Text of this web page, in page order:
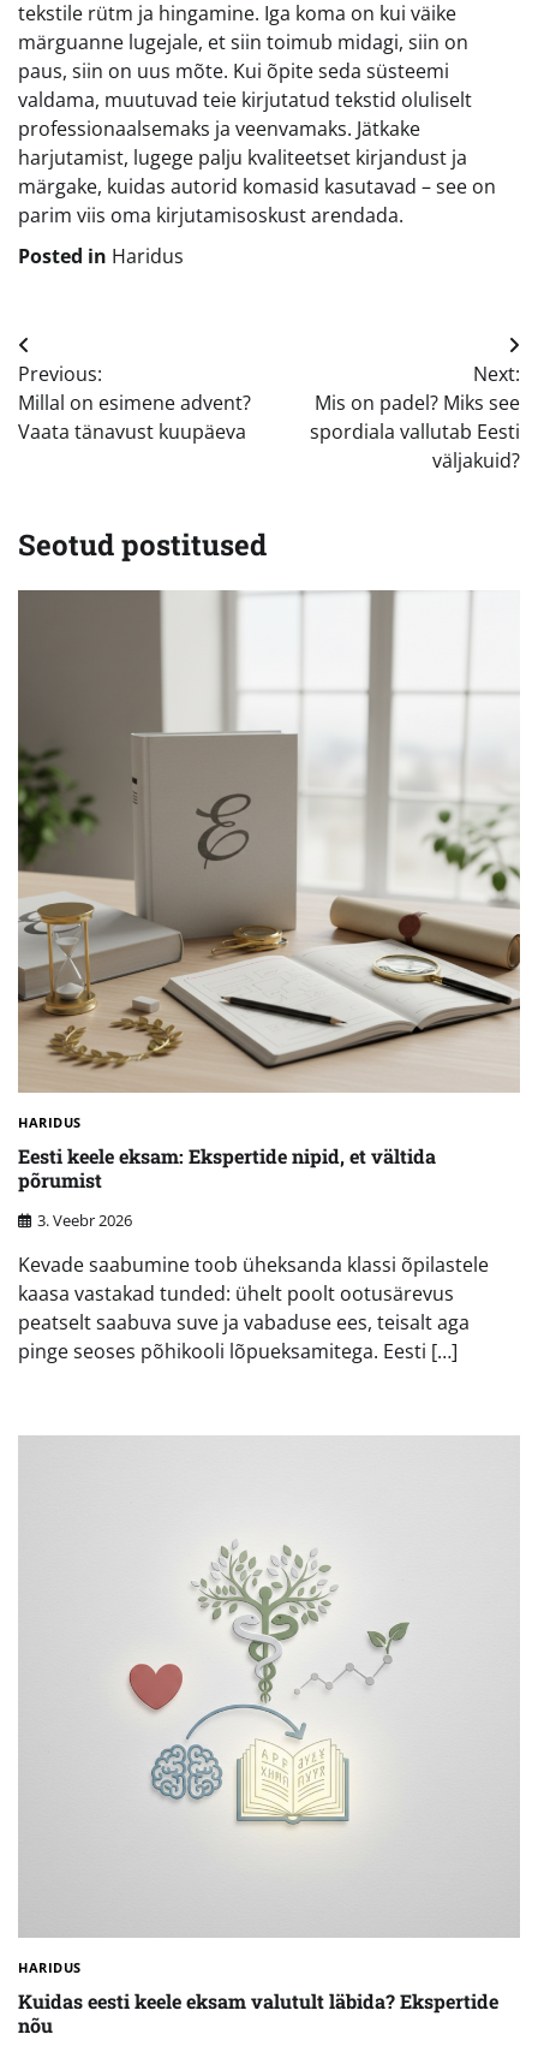
tekstile rütm ja hingamine. Iga koma on kui väike
märguanne lugejale, et siin toimub midagi, siin on
paus, siin on uus mõte. Kui õpite seda süsteemi
valdama, muutuvad teie kirjutatud tekstid oluliselt
professionaalsemaks ja veenvamaks. Jätkake
harjutamist, lugege palju kvaliteetset kirjandust ja
märgake, kuidas autorid komasid kasutavad – see on
parim viis oma kirjutamisoskust arendada.
Posted in Haridus
Navigeerimine
Previous:
Millal on esimene advent?
Vaata tänavust kuupäeva
Next:
Mis on padel? Miks see
spordiala vallutab Eesti
väljakuid?
Seotud postitused
HARIDUS
Eesti keele eksam: Ekspertide nipid, et vältida
põrumist
3. Veebr 2026
Kevade saabumine toob üheksanda klassi õpilastele
kaasa vastakad tunded: ühelt poolt ootusärevus
peatselt saabuva suve ja vabaduse ees, teisalt aga
pinge seoses põhikooli lõpueksamitega. Eesti […]
HARIDUS
Kuidas eesti keele eksam valutult läbida? Ekspertide
nõu